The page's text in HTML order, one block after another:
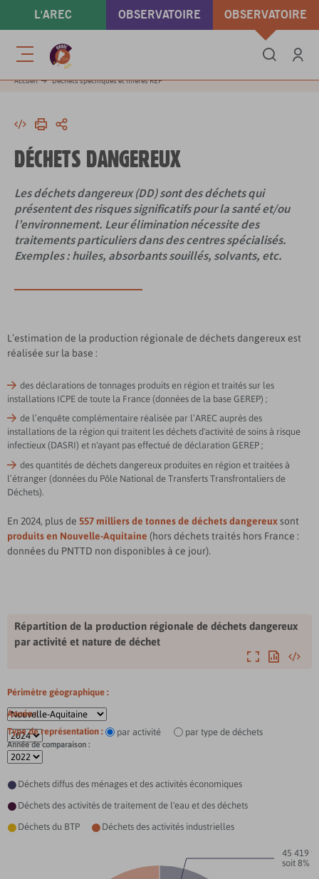
principal
L'AREC OBSERVATOIRE OBSERVATOIRE
DÉCHETS &
Menu
Accueil Déchets spécifiques et filières REP
IntégrerImprimerPartager
DÉCHETS DANGEREUX
Les déchets dangereux (DD) sont des déchets qui
présentent des risques significatifs pour la santé et/ou
l’environnement. Leur élimination nécessite des
traitements particuliers dans des centres spécialisés.
Exemples : huiles, absorbants souillés, solvants, etc.
L’estimation de la production régionale de déchets dangereux est
réalisée sur la base :
des déclarations de tonnages produits en région et traités sur les
installations ICPE de toute la France (données de la base GEREP) ;
de l’enquête complémentaire réalisée par l’AREC auprès des
installations de la région qui traitent les déchets d'activité de soins à risque
infectieux (DASRI) et n'ayant pas effectué de déclaration GEREP ;
des quantités de déchets dangereux produites en région et traitées à
l’étranger (données du Pôle National de Transferts Transfrontaliers de
Déchets).
En 2024, plus de 557 milliers de tonnes de déchets dangereuxsont
produits en Nouvelle-Aquitaine (hors déchets traités hors France :
données du PNTTD non disponibles à ce jour).
Répartition de la production régionale de déchets dangereux
par activité et nature de déchet
AgrandirExporter
Périmètre géographique :
Année :
Type de représentation :
par activité par type de déchets
Année de comparaison :
 Déchets diffus des ménages et des activités économiques
 Déchets des activités de traitement de l'eau et des déchets
 Déchets du BTP  Déchets des activités industrielles
45
soit 8%